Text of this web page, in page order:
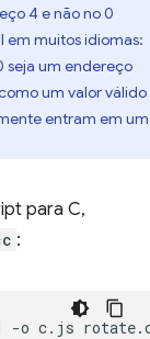
4 e não no 0
em muitos idiomas:
seja um endereço
um valor válido
entram em um
para C,
:
-o c.js